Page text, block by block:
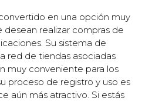
en una opción muy
desean realizar compras de
Su sistema de
red de tiendas asociadas
muy conveniente para los
proceso de registro y uso es
aún más atractivo. Si estás